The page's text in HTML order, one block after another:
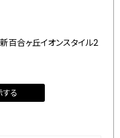
百合ヶ丘イオンスタイル2
る